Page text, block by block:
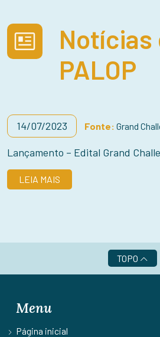
Notícias
PALOP
14/07/2023 Fonte: Grand
Lançamento – Edital Grand
LEIA MAIS
TOPO
Menu
Página inicial